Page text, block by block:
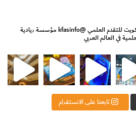
للتقدم العلمي@kfasinfo مؤسسة ريادية
في العالم العربي
نتعلّم
ما كنّا بعيد! مجهزين لكم كل جديد!⁩
تابعنا على الانستقرام